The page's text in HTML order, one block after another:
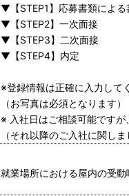
▼【STEP1】応募書類による
▼【STEP2】一次面接
▼【STEP3】二次面接
▼【STEP4】内定
※登録情報は正確に入力して
（お写真は必須となります）
※ 入社日はご相談可能です
（それ以降のご入社に関し
就業場所における屋内の受